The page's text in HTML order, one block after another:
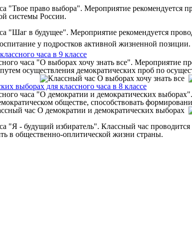
"Твое право выбора". Мероприятие рекомендуется
системы России.
"Шаг в будущее". Мероприятие рекомендуется
у подростков активной жизненной позиции.
часа в 9 классе
часа "О выборах хочу знать все". Мероприятие
осуществления демократических проб по
выборах для классного часа в 8 классе
часа "О демократии и демократических
обществе, способствовать
"Я - будущий избиратель". Классный час
в общественно-оплитической жизни страны.